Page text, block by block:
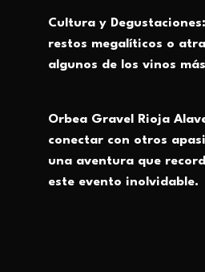
Cultura y
restos megalíticos o
algunos de los vinos
Orbea Gravel Rioja
conectar con otros
una aventura que
este evento inolvidable.